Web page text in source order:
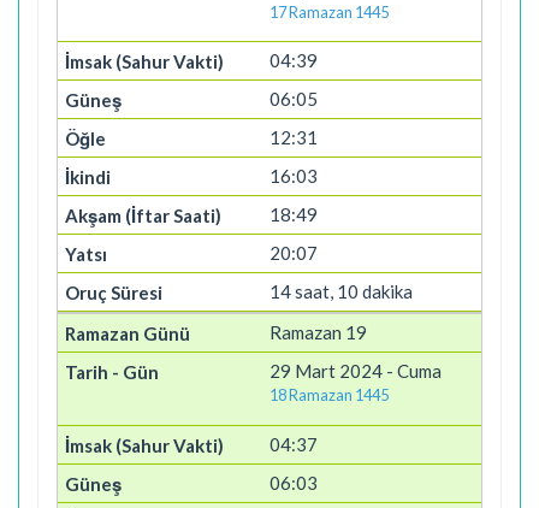
17 Ramazan 1445
04:39
06:05
12:31
16:03
18:49
20:07
14 saat, 10 dakika
Ramazan 19
29 Mart 2024 - Cuma
18 Ramazan 1445
04:37
06:03